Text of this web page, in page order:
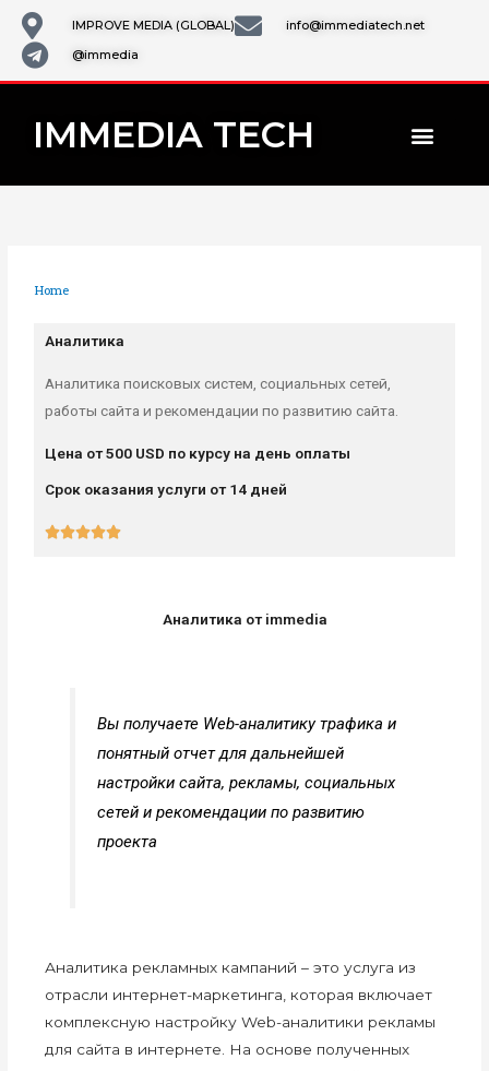
Skip
content
IMPROVE MEDIA (GLOBAL)
info@immediatech.net
@immedia
IMMEDIA TECH
Home
Аналитика
Аналитика поисковых систем, социальных сетей,
работы сайта и рекомендации по развитию сайта.
Цена от 500 USD по курсу на день оплаты
Срок оказания услуги от 14 дней
5/5
Аналитика от immedia
Вы получаете Web-аналитику трафика и
понятный отчет для дальнейшей
настройки сайта, рекламы, социальных
сетей и рекомендации по развитию
проекта
Аналитика рекламных кампаний – это услуга из
отрасли интернет-маркетинга, которая включает
комплексную настройку Web-аналитики рекламы
для сайта в интернете. На основе полученных